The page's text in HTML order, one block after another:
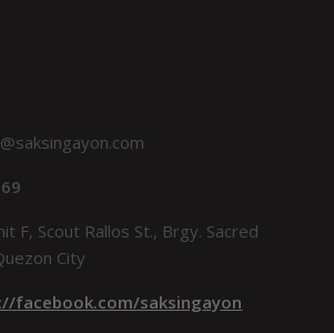
F, Scout Rallos St., Brgy. Sacred
City
facebook.com/saksingayon